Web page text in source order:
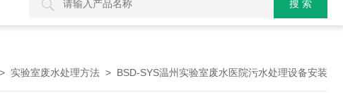
> 实验室废水处理方法 > BSD-SYS温州实验室废水医院污水处理设备安装